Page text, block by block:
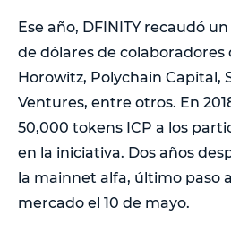
Ese año, DFINITY recaudó
de dólares de colaboradores
Horowitz, Polychain Capital,
Ventures, entre otros. En
50,000 tokens ICP a los
en la iniciativa. Dos años
la mainnet alfa, último paso
mercado el 10 de mayo.